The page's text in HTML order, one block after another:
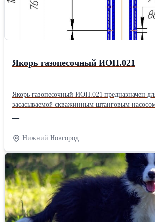
защищает от Шкафы комплектуются полкой
ребра жесткости коррозии головного
ВЕНТИЛИРУЕМЫЕ ФАСАДЫ Каждая секция
индивидуальными замками все углы
застаивались и одежда была
Якорь газопесочный ИОП.021
Якорь газопесочный ИОП.021 предназначен
засасываемой скважинным штанговым
корпуса, нижнего корпуса, патрубка,
внутренней трубы и пробки. Все детали якоря
внутренней трубы имеют резьбы НКТ73 ГОСТ
2,54 мм. Для забора рабочей среды из
верхний корпус имеет 88 отверстий Ø10мм.
диаметр эксплуатационной колонны…114,
габаритные размеры: длина 16058 мм,
22,2 кг; - рабочий диапазон пропускной
сут.
—
Нижний Новгород